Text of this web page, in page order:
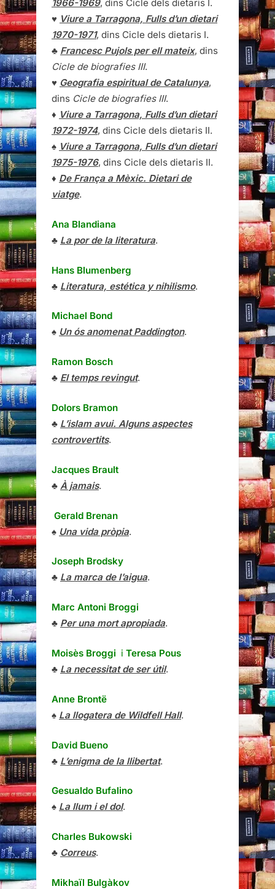
1966-1969, dins Cicle dels dietaris I.
♥ Viure a Tarragona, Fulls d’un dietari
1970-1971, dins Cicle dels dietaris I.
♣ Francesc Pujols per ell mateix, dins
Cicle de biografies III.
♥ Geografia espiritual de Catalunya,
dins Cicle de biografies III.
♦ Viure a Tarragona, Fulls d’un dietari
1972-1974, dins Cicle dels dietaris II.
♠ Viure a Tarragona, Fulls d’un dietari
1975-1976, dins Cicle dels dietaris II.
♦ De França a Mèxic. Dietari de
viatge.
Ana Blandiana
♣ La por de la literatura.
Hans Blumenberg
♣ Literatura, estética y nihilismo.
Michael Bond
♠ Un ós anomenat Paddington.
Ramon Bosch
♣ El temps revingut.
Dolors Bramon
♣ L’islam avui. Alguns aspectes
controvertits.
Jacques Brault
♣ À jamais.
Gerald Brenan
♠ Una vida pròpia.
Joseph Brodsky
♣ La marca de l’aigua.
Marc Antoni Broggi
♣ Per una mort apropiada.
Moisès Broggi i Teresa Pous
♣ La necessitat de ser útil.
Anne Brontë
♠ La llogatera de Wildfell Hall.
David Bueno
♣ L’enigma de la llibertat.
Gesualdo Bufalino
♠ La llum i el dol.
Charles Bukowski
♣ Correus.
Mikhaïl Bulgàkov